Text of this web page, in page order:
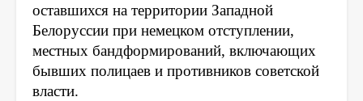
оставшихся на территории Западной
Белоруссии при немецком отступлении,
местных бандформирований, включающих
бывших полицаев и противников советской
власти.